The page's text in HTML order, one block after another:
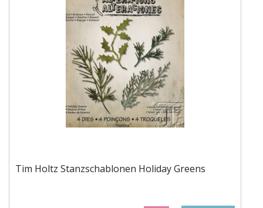
Tim Holtz Stanzschablonen Holiday Greens